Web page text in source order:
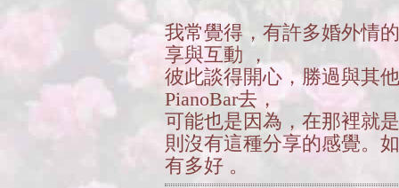
我常覺得，有許多婚外情
享與互動 ，
彼此談得開心，勝過與其
PianoBar去，
可能也是因為，在那裡就
則沒有這種分享的感覺。
有多好 。